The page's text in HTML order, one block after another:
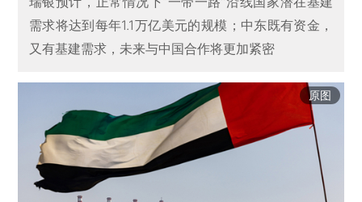
需求将达到每年1.1万亿美元的规模；中东既有资金，
又有基建需求，未来与中国合作将更加紧密
原图